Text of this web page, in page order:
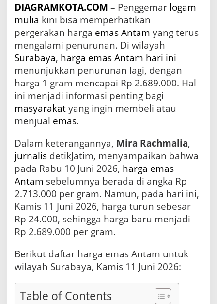
m
a
l
u
r
n
,
H
a
a
1
r
a
R
p
2
6
9
.
0
0
DIAGRAMKOTA.COM – Penggemar logam
mulia kini bisa memperhatikan
pergerakan harga emas Antam yang terus
mengalami penurunan. Di wilayah
Surabaya, harga emasAntam hari ini
menunjukkan penurunan lagi, dengan
harga 1 gram mencapai Rp 2.689.000. Hal
ini menjadi informasi penting bagi
masyarakatyang ingin membeli atau
menjual emas.
Dalam keterangannya, Mira Rachmalia,
jurnalis detikJatim, menyampaikan bahwa
pada Rabu 10 Juni 2026, harga emas
Antam sebelumnya berada di angka Rp
2.713.000 per gram. Namun, pada hari ini,
Kamis 11 Juni 2026, harga turun sebesar
Rp 24.000, sehingga harga baru menjadi
Rp 2.689.000 per gram.
Berikut daftar harga emas Antam untuk
wilayah Surabaya, Kamis 11 Juni 2026:
Table of Contents